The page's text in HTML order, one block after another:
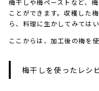
梅干しや梅ペーストなど、
ことができます。収穫した
ら、料理に生かしてみては
ここからは、加工後の梅を
梅干しを使ったレシ